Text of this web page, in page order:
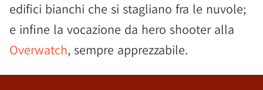
edifici bianchi che si stagliano fra le nuvole;
e infine la vocazione da hero shooter alla
Overwatch, sempre apprezzabile.